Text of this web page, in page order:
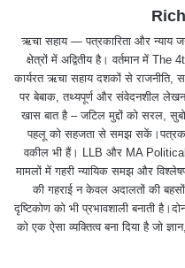
ऋचा सहाय — पत्रकारिता और न्याय
क्षेत्रों में अद्वितीय है। वर्तमान में
कार्यरत ऋचा सहाय दशकों से राजनीति,
पर बेबाक, तथ्यपूर्ण और संवेदनशील
खास बात है – जटिल मुद्दों को सरल,
पहलू को सहजता से समझ
वकील भी हैं। LLB और MA Political
मामलों में गहरी न्यायिक समझ और
की गहराई न केवल अदालतों की
दृष्टिकोण को भी प्रभावशाली बनाती
को एक ऐसा व्यक्तित्व बना दिया है जो